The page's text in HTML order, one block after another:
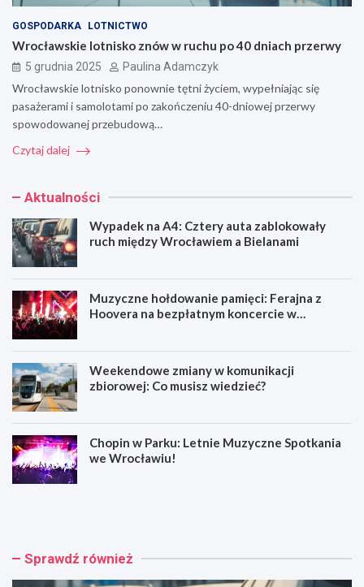
GOSPODARKA LOTNICTWO
Wrocławskie lotnisko znów w ruchu po 40 dniach przerwy
5 grudnia 2025 Paulina Adamczyk
Wrocławskie lotnisko ponownie tętni życiem, wypełniając się
pasażerami i samolotami po zakończeniu 40-dniowej przerwy
spowodowanej przebudową…
Czytaj dalej
Aktualności
Wypadek na A4: Cztery auta zablokowały
ruch między Wrocławiem a Bielanami
Muzyczne hołdowanie pamięci: Ferajna z
Hoovera na bezpłatnym koncercie w
Weekendowe zmiany w komunikacji
zbiorowej: Co musisz wiedzieć?
Chopin w Parku: Letnie Muzyczne Spotkania
we Wrocławiu!
W
e
M
z Sprawdź również